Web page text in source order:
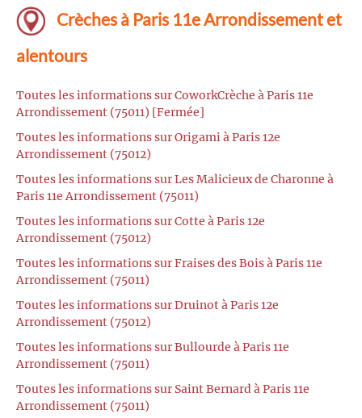
Crèches à Paris 11e Arrondissement et
alentours
Toutes les informations sur CoworkCrèche à Paris 11e
Arrondissement (75011) [Fermée]
Toutes les informations sur Origami à Paris 12e
Arrondissement (75012)
Toutes les informations sur Les Malicieux de Charonne à
Paris 11e Arrondissement (75011)
Toutes les informations sur Cotte à Paris 12e
Arrondissement (75012)
Toutes les informations sur Fraises des Bois à Paris 11e
Arrondissement (75011)
Toutes les informations sur Druinot à Paris 12e
Arrondissement (75012)
Toutes les informations sur Bullourde à Paris 11e
Arrondissement (75011)
Toutes les informations sur Saint Bernard à Paris 11e
Arrondissement (75011)